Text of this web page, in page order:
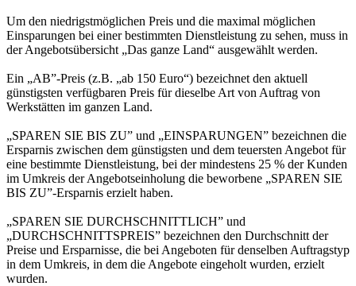
Um den niedrigstmöglichen Preis und die maximal möglichen
Einsparungen bei einer bestimmten Dienstleistung zu sehen, muss in
der Angebotsübersicht „Das ganze Land“ ausgewählt werden.
Ein „AB”-Preis (z.B. „ab 150 Euro“) bezeichnet den aktuell
günstigsten verfügbaren Preis für dieselbe Art von Auftrag von
Werkstätten im ganzen Land.
„SPAREN SIE BIS ZU” und „EINSPARUNGEN” bezeichnen die
Ersparnis zwischen dem günstigsten und dem teuersten Angebot für
eine bestimmte Dienstleistung, bei der mindestens 25 % der Kunden
im Umkreis der Angebotseinholung die beworbene „SPAREN SIE
BIS ZU”-Ersparnis erzielt haben.
„SPAREN SIE DURCHSCHNITTLICH” und
„DURCHSCHNITTSPREIS” bezeichnen den Durchschnitt der
Preise und Ersparnisse, die bei Angeboten für denselben Auftragstyp
in dem Umkreis, in dem die Angebote eingeholt wurden, erzielt
wurden.